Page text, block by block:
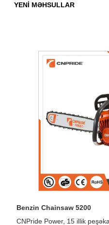
YENI MƏHSULLAR
Benzin Chainsaw 5200
CNPride Power, 15 illik